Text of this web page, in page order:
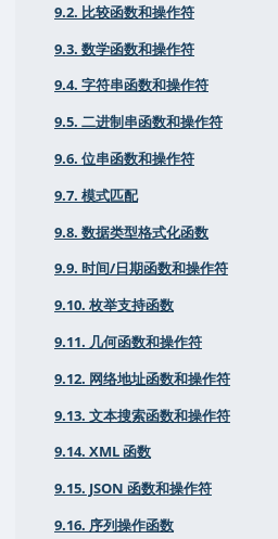
9.2. 比较函数和操作符
9.3. 数学函数和操作符
9.4. 字符串函数和操作符
9.5. 二进制串函数和操作符
9.6. 位串函数和操作符
9.7. 模式匹配
9.8. 数据类型格式化函数
9.9. 时间/日期函数和操作符
9.10. 枚举支持函数
9.11. 几何函数和操作符
9.12. 网络地址函数和操作符
9.13. 文本搜索函数和操作符
9.14. XML 函数
9.15. JSON 函数和操作符
9.16. 序列操作函数